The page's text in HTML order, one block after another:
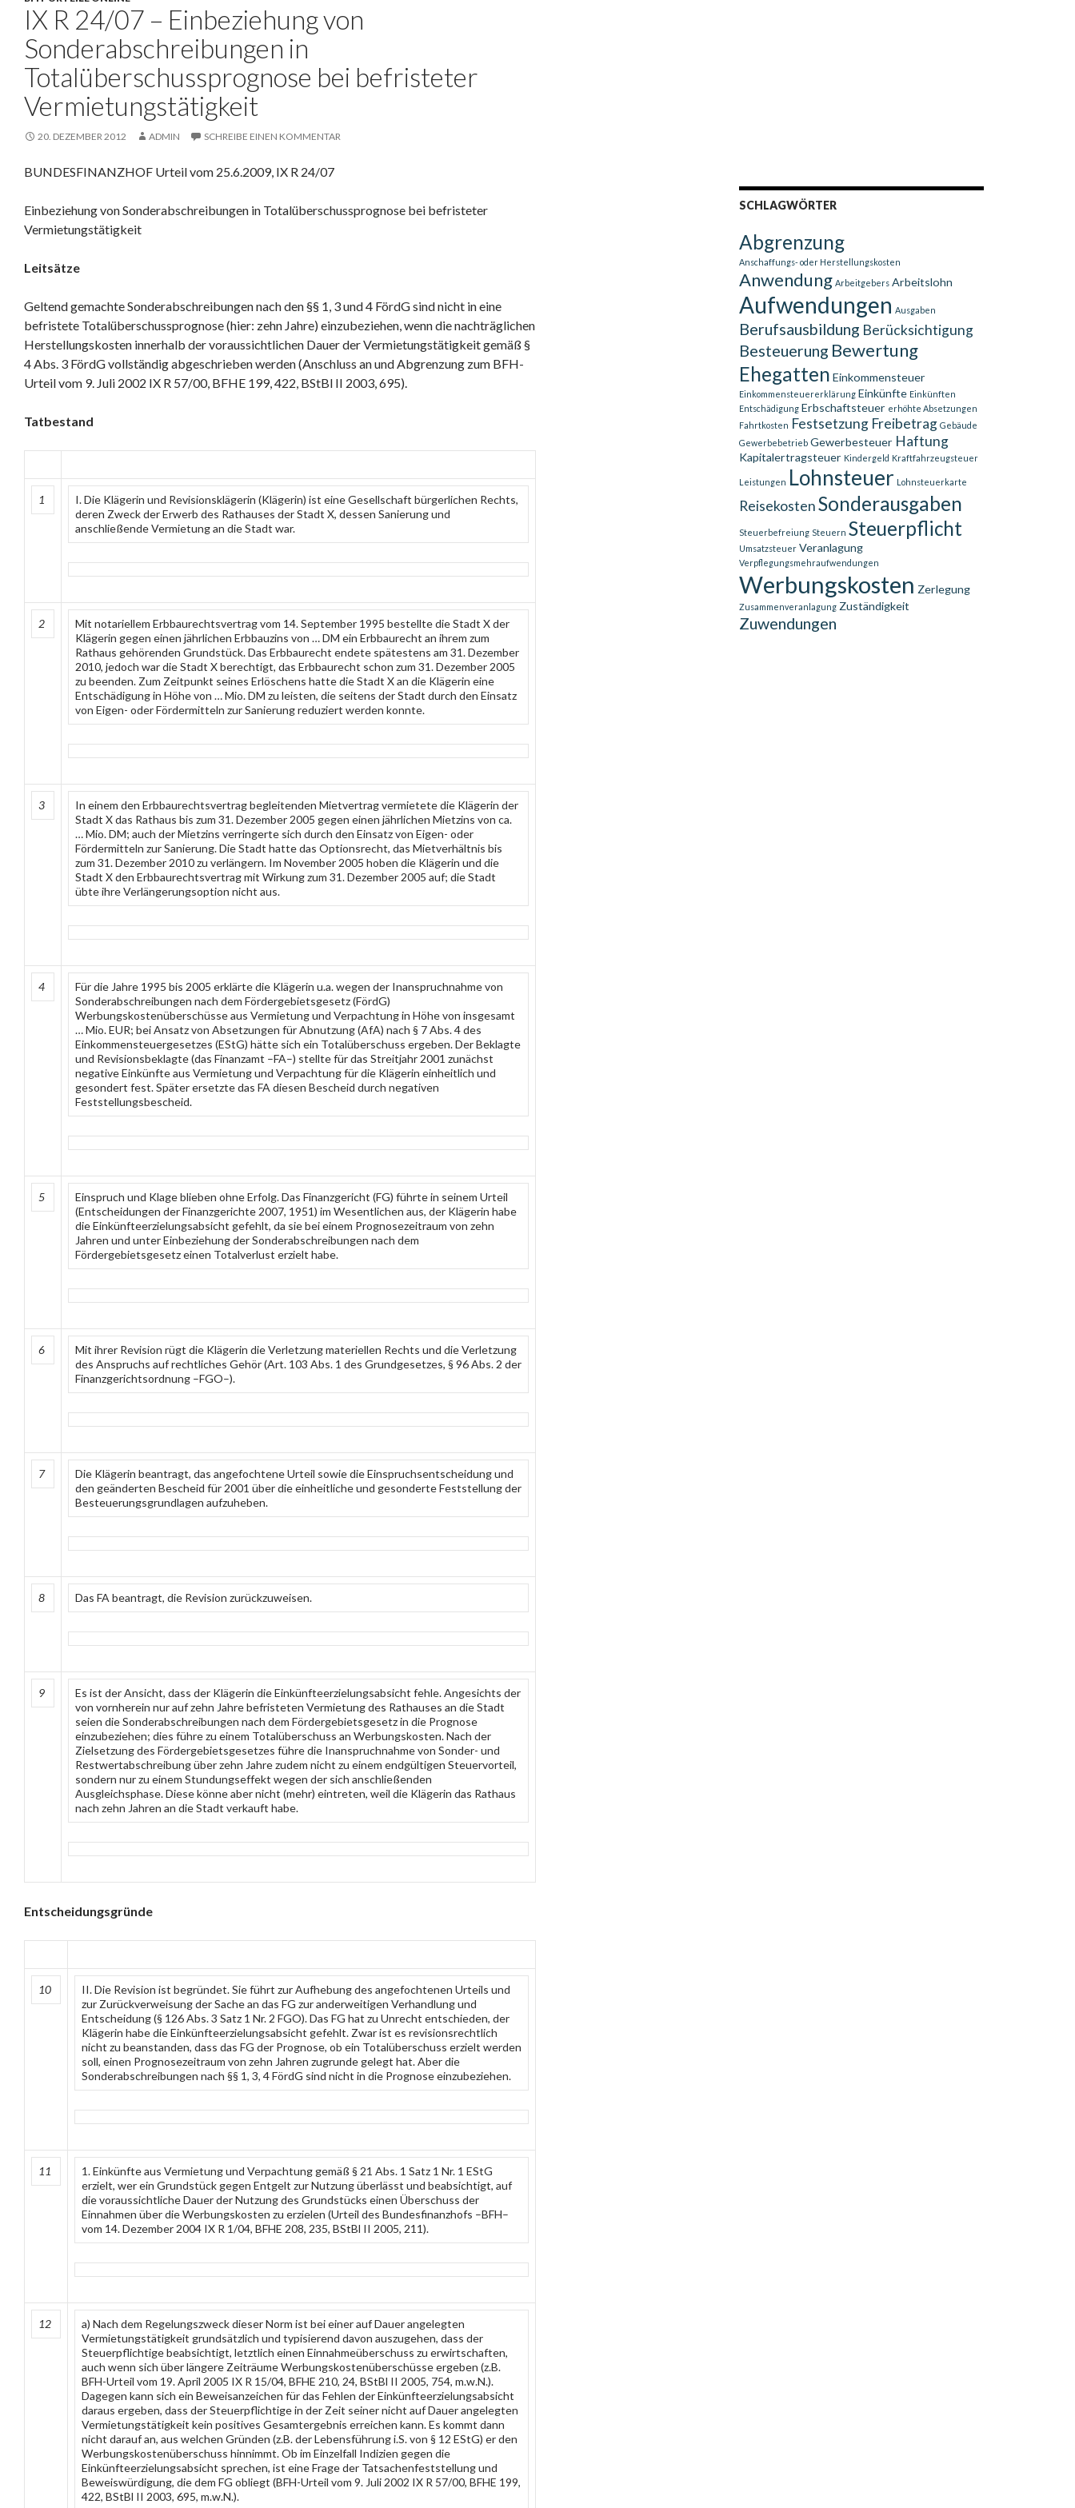
IX R 24/07 – Einbeziehung von
Sonderabschreibungen in
Totalüberschussprognose bei befristeter
Vermietungstätigkeit
20. DEZEMBER 2012 ADMIN SCHREIBE EINEN KOMMENTAR
BUNDESFINANZHOF Urteil vom 25.6.2009, IX R 24/07
Einbeziehung von Sonderabschreibungen in Totalüberschussprognose bei befristeter
Vermietungstätigkeit
Leitsätze
Geltend gemachte Sonderabschreibungen nach den §§ 1, 3 und 4 FördG sind nicht in eine
befristete Totalüberschussprognose (hier: zehn Jahre) einzubeziehen, wenn die nachträglichen
Herstellungskosten innerhalb der voraussichtlichen Dauer der Vermietungstätigkeit gemäß §
4 Abs. 3 FördG vollständig abgeschrieben werden (Anschluss an und Abgrenzung zum BFH-
Urteil vom 9. Juli 2002 IX R 57/00, BFHE 199, 422, BStBl II 2003, 695).
Tatbestand
1
I. Die Klägerin und Revisionsklägerin (Klägerin) ist eine Gesellschaft bürgerlichen Rechts,
deren Zweck der Erwerb des Rathauses der Stadt X, dessen Sanierung und
anschließende Vermietung an die Stadt war.
2
Mit notariellem Erbbaurechtsvertrag vom 14. September 1995 bestellte die Stadt X der
Klägerin gegen einen jährlichen Erbbauzins von … DM ein Erbbaurecht an ihrem zum
Rathaus gehörenden Grundstück. Das Erbbaurecht endete spätestens am 31. Dezember
2010, jedoch war die Stadt X berechtigt, das Erbbaurecht schon zum 31. Dezember 2005
zu beenden. Zum Zeitpunkt seines Erlöschens hatte die Stadt X an die Klägerin eine
Entschädigung in Höhe von … Mio. DM zu leisten, die seitens der Stadt durch den Einsatz
von Eigen- oder Fördermitteln zur Sanierung reduziert werden konnte.
3
In einem den Erbbaurechtsvertrag begleitenden Mietvertrag vermietete die Klägerin der
Stadt X das Rathaus bis zum 31. Dezember 2005 gegen einen jährlichen Mietzins von ca.
… Mio. DM; auch der Mietzins verringerte sich durch den Einsatz von Eigen- oder
Fördermitteln zur Sanierung. Die Stadt hatte das Optionsrecht, das Mietverhältnis bis
zum 31. Dezember 2010 zu verlängern. Im November 2005 hoben die Klägerin und die
Stadt X den Erbbaurechtsvertrag mit Wirkung zum 31. Dezember 2005 auf; die Stadt
übte ihre Verlängerungsoption nicht aus.
4
Für die Jahre 1995 bis 2005 erklärte die Klägerin u.a. wegen der Inanspruchnahme von
Sonderabschreibungen nach dem Fördergebietsgesetz (FördG)
Werbungskostenüberschüsse aus Vermietung und Verpachtung in Höhe von insgesamt
… Mio. EUR; bei Ansatz von Absetzungen für Abnutzung (AfA) nach § 7 Abs. 4 des
Einkommensteuergesetzes (EStG) hätte sich ein Totalüberschuss ergeben. Der Beklagte
und Revisionsbeklagte (das Finanzamt –FA–) stellte für das Streitjahr 2001 zunächst
negative Einkünfte aus Vermietung und Verpachtung für die Klägerin einheitlich und
gesondert fest. Später ersetzte das FA diesen Bescheid durch negativen
Feststellungsbescheid.
5
Einspruch und Klage blieben ohne Erfolg. Das Finanzgericht (FG) führte in seinem Urteil
(Entscheidungen der Finanzgerichte 2007, 1951) im Wesentlichen aus, der Klägerin habe
die Einkünfteerzielungsabsicht gefehlt, da sie bei einem Prognosezeitraum von zehn
Jahren und unter Einbeziehung der Sonderabschreibungen nach dem
Fördergebietsgesetz einen Totalverlust erzielt habe.
6
Mit ihrer Revision rügt die Klägerin die Verletzung materiellen Rechts und die Verletzung
des Anspruchs auf rechtliches Gehör (Art. 103 Abs. 1 des Grundgesetzes, § 96 Abs. 2 der
Finanzgerichtsordnung –FGO–).
7
Die Klägerin beantragt, das angefochtene Urteil sowie die Einspruchsentscheidung und
den geänderten Bescheid für 2001 über die einheitliche und gesonderte Feststellung der
Besteuerungsgrundlagen aufzuheben.
8 Das FA beantragt, die Revision zurückzuweisen.
9
Es ist der Ansicht, dass der Klägerin die Einkünfteerzielungsabsicht fehle. Angesichts der
von vornherein nur auf zehn Jahre befristeten Vermietung des Rathauses an die Stadt
seien die Sonderabschreibungen nach dem Fördergebietsgesetz in die Prognose
einzubeziehen; dies führe zu einem Totalüberschuss an Werbungskosten. Nach der
Zielsetzung des Fördergebietsgesetzes führe die Inanspruchnahme von Sonder- und
Restwertabschreibung über zehn Jahre zudem nicht zu einem endgültigen Steuervorteil,
sondern nur zu einem Stundungseffekt wegen der sich anschließenden
Ausgleichsphase. Diese könne aber nicht (mehr) eintreten, weil die Klägerin das Rathaus
nach zehn Jahren an die Stadt verkauft habe.
Entscheidungsgründe
10
II. Die Revision ist begründet. Sie führt zur Aufhebung des angefochtenen Urteils und
zur Zurückverweisung der Sache an das FG zur anderweitigen Verhandlung und
Entscheidung (§ 126 Abs. 3 Satz 1 Nr. 2 FGO). Das FG hat zu Unrecht entschieden, der
Klägerin habe die Einkünfteerzielungsabsicht gefehlt. Zwar ist es revisionsrechtlich
nicht zu beanstanden, dass das FG der Prognose, ob ein Totalüberschuss erzielt werden
soll, einen Prognosezeitraum von zehn Jahren zugrunde gelegt hat. Aber die
Sonderabschreibungen nach §§ 1, 3, 4 FördG sind nicht in die Prognose einzubeziehen.
11
1. Einkünfte aus Vermietung und Verpachtung gemäß § 21 Abs. 1 Satz 1 Nr. 1 EStG
erzielt, wer ein Grundstück gegen Entgelt zur Nutzung überlässt und beabsichtigt, auf
die voraussichtliche Dauer der Nutzung des Grundstücks einen Überschuss der
Einnahmen über die Werbungskosten zu erzielen (Urteil des Bundesfinanzhofs –BFH–
vom 14. Dezember 2004 IX R 1/04, BFHE 208, 235, BStBl II 2005, 211).
12
a) Nach dem Regelungszweck dieser Norm ist bei einer auf Dauer angelegten
Vermietungstätigkeit grundsätzlich und typisierend davon auszugehen, dass der
Steuerpflichtige beabsichtigt, letztlich einen Einnahmeüberschuss zu erwirtschaften,
auch wenn sich über längere Zeiträume Werbungskostenüberschüsse ergeben (z.B.
BFH-Urteil vom 19. April 2005 IX R 15/04, BFHE 210, 24, BStBl II 2005, 754, m.w.N.).
Dagegen kann sich ein Beweisanzeichen für das Fehlen der Einkünfteerzielungsabsicht
daraus ergeben, dass der Steuerpflichtige in der Zeit seiner nicht auf Dauer angelegten
Vermietungstätigkeit kein positives Gesamtergebnis erreichen kann. Es kommt dann
nicht darauf an, aus welchen Gründen (z.B. der Lebensführung i.S. von § 12 EStG) er den
Werbungskostenüberschuss hinnimmt. Ob im Einzelfall Indizien gegen die
Einkünfteerzielungsabsicht sprechen, ist eine Frage der Tatsachenfeststellung und
Beweiswürdigung, die dem FG obliegt (BFH-Urteil vom 9. Juli 2002 IX R 57/00, BFHE 199,
422, BStBl II 2003, 695, m.w.N.).
SCHLAGWÖRTER
Abgrenzung
Anschaffungs- oder Herstellungskosten
Anwendung Arbeitgebers Arbeitslohn
Aufwendungen Ausgaben
Berufsausbildung Berücksichtigung
Besteuerung Bewertung
Ehegatten Einkommensteuer
Einkommensteuererklärung Einkünfte Einkünften
Entschädigung Erbschaftsteuer erhöhte Absetzungen
Fahrtkosten Festsetzung Freibetrag Gebäude
Gewerbebetrieb Gewerbesteuer Haftung
Kapitalertragsteuer Kindergeld Kraftfahrzeugsteuer
Leistungen Lohnsteuer Lohnsteuerkarte
ReisekostenSonderausgaben
Steuerbefreiung Steuern Steuerpflicht
Umsatzsteuer Veranlagung
Verpflegungsmehraufwendungen
Werbungskosten Zerlegung
Zusammenveranlagung Zuständigkeit
Zuwendungen